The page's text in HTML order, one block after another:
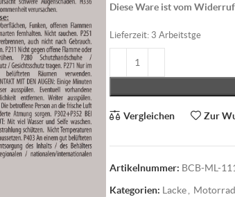
Diese Ware ist vom
Lieferzeit: 3 Arbeitstge
Vergleichen Zur
Artikelnummer: BCB-ML-
Kategorien: Lacke